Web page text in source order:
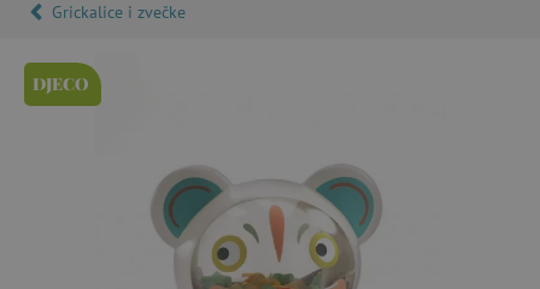
Grickalice i zvečke
DJECO